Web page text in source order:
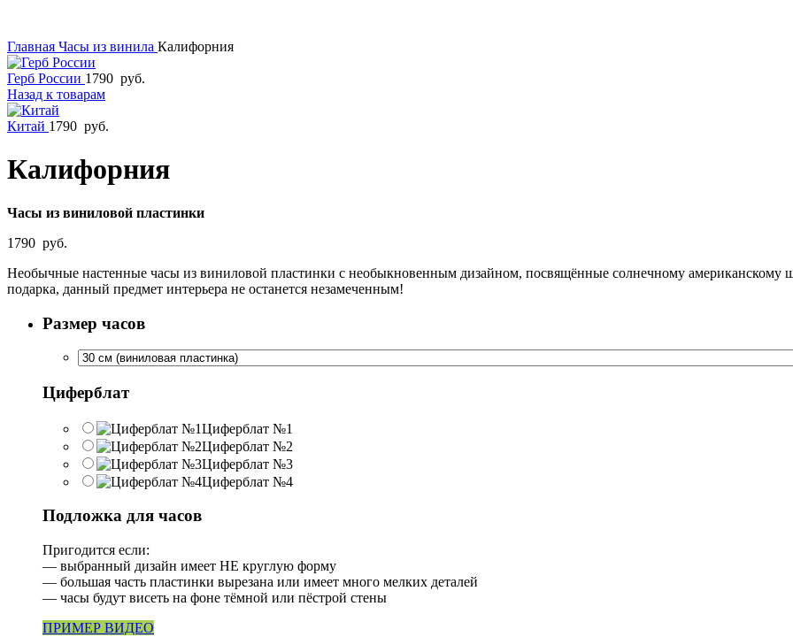
Главная Часы из винила Калифорния
Герб России 1790 руб.
Назад к товарам
Китай 1790 руб.
Калифорния
Часы из виниловой пластинки
1790 руб.
Необычные настенные часы из виниловой пластинки с необыкновенным дизайном, посвящённые солнечному американскому
подарка, данный предмет интерьера не останется незамеченным!
Размер часов
Циферблат
Циферблат №1
Циферблат №2
Циферблат №3
Циферблат №4
Подложка для часов
Пригодится если:
— выбранный дизайн имеет НЕ круглую форму
— большая часть пластинки вырезана или имеет много мелких деталей
— часы будут висеть на фоне тёмной или пёстрой стены
ПРИМЕР ВИДЕО